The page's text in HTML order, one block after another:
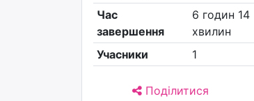
Час
завершення
6 годин 14
хвилин
Учасники
1
Поділитися